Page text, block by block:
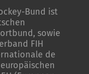
Bund ist
sowie
FIH
de